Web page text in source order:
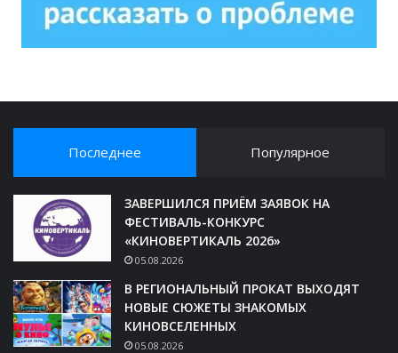
Последнее Популярное
ЗАВЕРШИЛСЯ ПРИЁМ ЗАЯВОК НА
ФЕСТИВАЛЬ-КОНКУРС
«КИНОВЕРТИКАЛЬ 2026»
05.08.2026
В РЕГИОНАЛЬНЫЙ ПРОКАТ ВЫХОДЯТ
НОВЫЕ СЮЖЕТЫ ЗНАКОМЫХ
КИНОВСЕЛЕННЫХ
05.08.2026